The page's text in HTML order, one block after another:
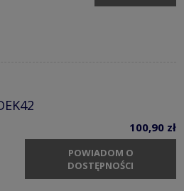
100,90 zł
POWIADOM O
DOSTĘPNOŚCI